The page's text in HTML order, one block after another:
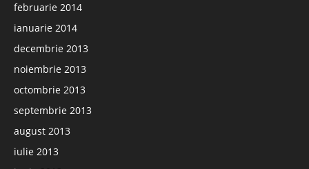
februarie 2014
ianuarie 2014
decembrie 2013
noiembrie 2013
octombrie 2013
septembrie 2013
august 2013
iulie 2013